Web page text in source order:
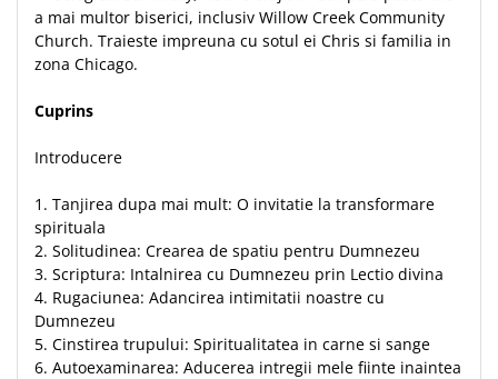
a mai multor biserici, inclusiv Willow Creek Community
Church. Traieste impreuna cu sotul ei Chris si familia in
zona Chicago.
Cuprins
Introducere
1. Tanjirea dupa mai mult: O invitatie la transformare
spirituala
2. Solitudinea: Crearea de spatiu pentru Dumnezeu
3. Scriptura: Intalnirea cu Dumnezeu prin Lectio divina
4. Rugaciunea: Adancirea intimitatii noastre cu
Dumnezeu
5. Cinstirea trupului: Spiritualitatea in carne si sange
6. Autoexaminarea: Aducerea intregii mele fiinte inaintea